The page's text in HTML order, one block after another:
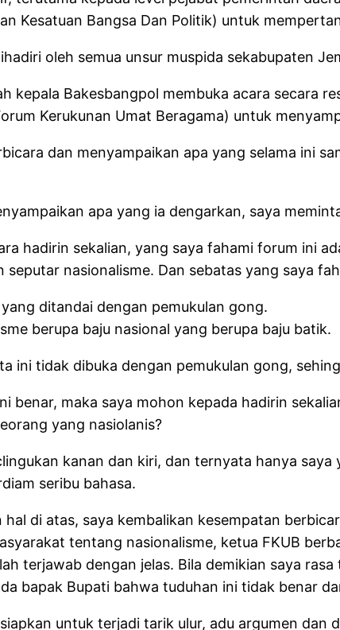
Kesatuan Bangsa Dan Politik) untuk
oleh semua unsur muspida sekabupaten
kepala Bakesbangpol membuka acara secara
Kerukunan Umat Beragama) untuk
dan menyampaikan apa yang selama ini
apa yang ia dengarkan, saya
hadirin sekalian, yang saya fahami forum ini
seputar nasionalisme. Dan sebatas yang saya
ditandai dengan pemukulan gong.
berupa baju nasional yang berupa baju batik.
ini tidak dibuka dengan pemukulan gong,
benar, maka saya mohon kepada hadirin
yang nasiolanis?
kanan dan kiri, dan ternyata hanya
seribu bahasa.
hal di atas, saya kembalikan kesempatan
tentang nasionalisme, ketua FKUB
terjawab dengan jelas. Bila demikian saya
bapak Bupati bahwa tuduhan ini tidak benar
untuk terjadi tarik ulur, adu argumen